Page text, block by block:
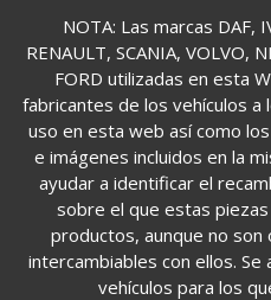
NOTA: Las marcas DAF,
RENAULT, SCANIA, VOLVO,
FORD utilizadas en esta
fabricantes de los vehículos a
uso en esta web así como
e imágenes incluidos en la
ayudar a identificar el
sobre el que estas
productos, aunque no
intercambiables con ellos.
vehículos para los